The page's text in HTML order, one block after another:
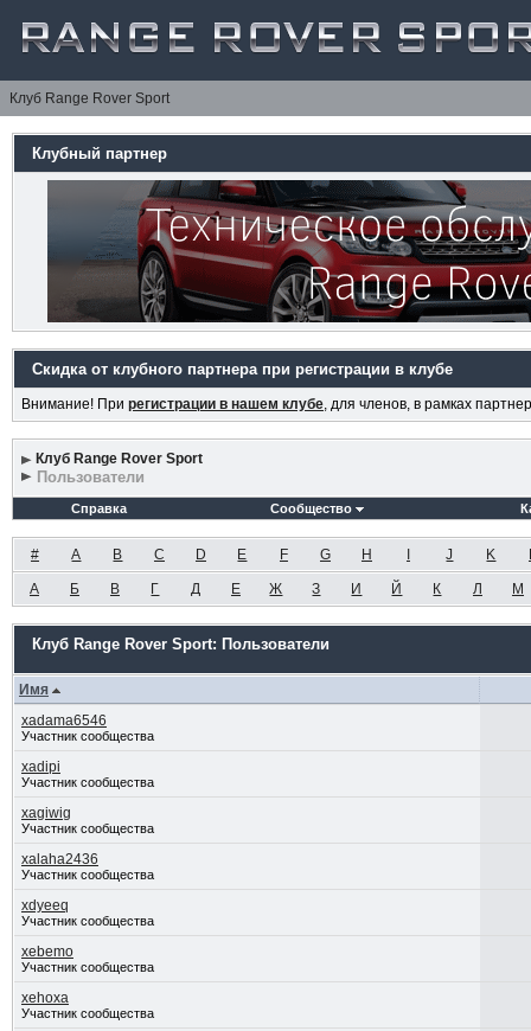
Клуб Range Rover Sport
Клубный партнер
Скидка от клубного партнера при регистрации в клубе
Внимание! При регистрации в нашем клубе, для членов, в рамках
Клуб Range Rover Sport
Пользователи
Справка Сообщество
# A B C D E F G H J K
А Б В Г Д Е Ж З И Й К Л М
Клуб Range Rover Sport: Пользователи
Имя
xadama6546
Участник сообщества
xadipi
Участник сообщества
xagiwig
Участник сообщества
xalaha2436
Участник сообщества
xdyeeq
Участник сообщества
xebemo
Участник сообщества
xehoxa
Участник сообщества